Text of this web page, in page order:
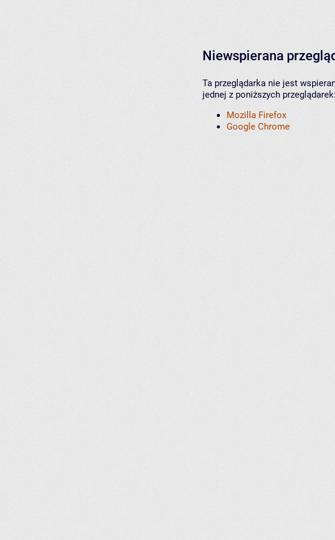
Niewspierana
Ta przeglądarka nie jest
jednej z poniższych przeglądarek:
Mozilla Firefox
Google Chrome